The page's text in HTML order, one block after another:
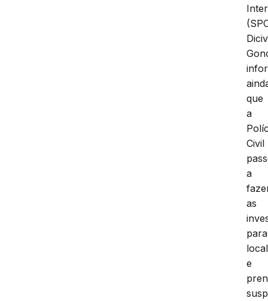
que
a
Civil
a
as
para
e